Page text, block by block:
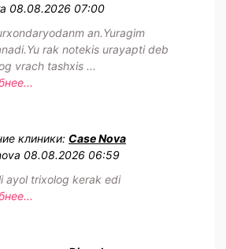
08.08.2026 07:00
an.Yuragim
rak notekis urayapti deb
vrach tashxis ...
клиники: Case Nova
08.08.2026 06:59
ayol trixolog kerak edi